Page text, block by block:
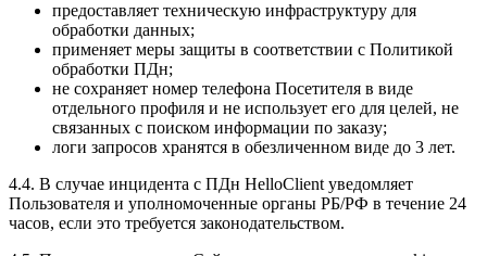
предоставляет техническую инфраструктуру для
обработки данных;
применяет меры защиты в соответствии с Политикой
обработки ПДн;
не сохраняет номер телефона Посетителя в виде
отдельного профиля и не использует его для целей, не
связанных с поиском информации по заказу;
логи запросов хранятся в обезличенном виде до 3 лет.
4.4. В случае инцидента с ПДн HelloClient уведомляет
Пользователя и уполномоченные органы РБ/РФ в течение 24
часов, если это требуется законодательством.